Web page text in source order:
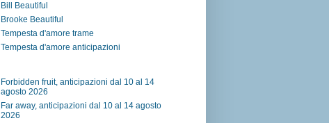
Bill Beautiful
Brooke Beautiful
Tempesta d'amore trame
Tempesta d'amore anticipazioni
Forbidden fruit, anticipazioni dal 10 al 14
agosto 2026
Far away, anticipazioni dal 10 al 14 agosto
2026